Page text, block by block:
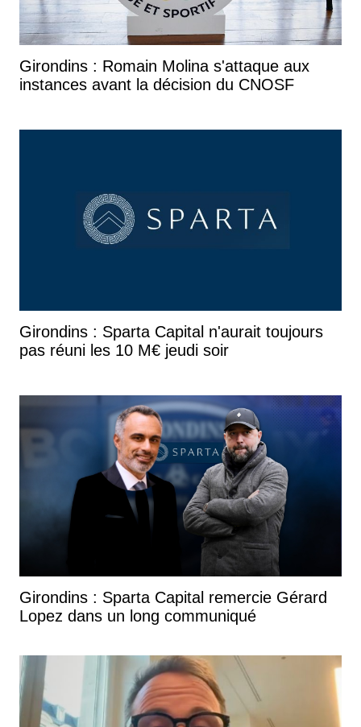
Girondins : Romain Molina s'attaque aux
instances avant la décision du CNOSF
Girondins : Sparta Capital n'aurait toujours
pas réuni les 10 M€ jeudi soir
Girondins : Sparta Capital remercie Gérard
Lopez dans un long communiqué